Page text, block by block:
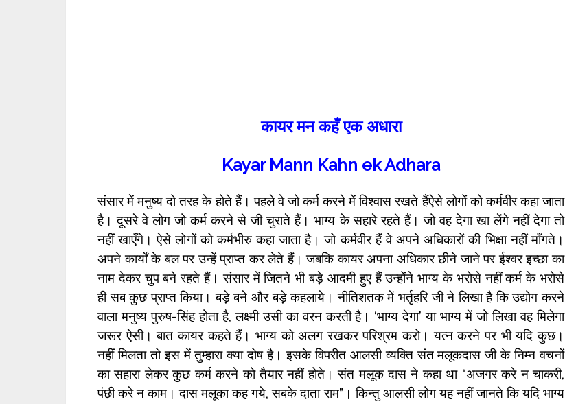
कायर मन कहँ एक अधारा
Kayar Mann Kahn ek Adhara
संसार में मनुष्य दो तरह के होते हैं। पहले वे जो कर्म करने में विश्वास रखते हैंऐसे लोगों को कर्मवीर कहा जाता
है। दूसरे वे लोग जो कर्म करने से जी चुराते हैं। भाग्य के सहारे रहते हैं। जो वह देगा खा लेंगे नहीं देगा तो
नहीं खाएँगे। ऐसे लोगों को कर्मभीरु कहा जाता है। जो कर्मवीर हैं वे अपने अधिकारों की भिक्षा नहीं माँगते।
अपने कार्यों के बल पर उन्हें प्राप्त कर लेते हैं। जबकि कायर अपना अधिकार छीने जाने पर ईश्वर इच्छा का
नाम देकर चुप बने रहते हैं। संसार में जितने भी बड़े आदमी हुए हैं उन्होंने भाग्य के भरोसे नहीं कर्म के भरोसे
ही सब कुछ प्राप्त किया। बड़े बने और बड़े कहलाये। नीतिशतक में भर्तृहरि जी ने लिखा है कि उद्योग करने
वाला मनुष्य पुरुष-सिंह होता है, लक्ष्मी उसी का वरन करती है। ‘भाग्य देगा’ या भाग्य में जो लिखा वह मिलेगा
जरूर ऐसी। बात कायर कहते हैं। भाग्य को अलग रखकर परिश्रम करो। यत्न करने पर भी यदि कुछ।
नहीं मिलता तो इस में तुम्हारा क्या दोष है। इसके विपरीत आलसी व्यक्ति संत मलूकदास जी के निम्न वचनों
का सहारा लेकर कुछ कर्म करने को तैयार नहीं होते। संत मलूक दास ने कहा था “अजगर करे न चाकरी,
पंछी करे न काम। दास मलूका कह गये, सबके दाता राम”। किन्तु आलसी लोग यह नहीं जानते कि यदि भाग्य